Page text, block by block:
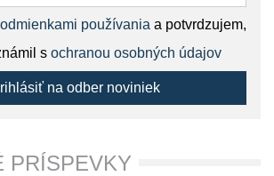
používania a potvrdzujem,
s ochranou osobných údajov
na odber noviniek
PRÍSPEVKY